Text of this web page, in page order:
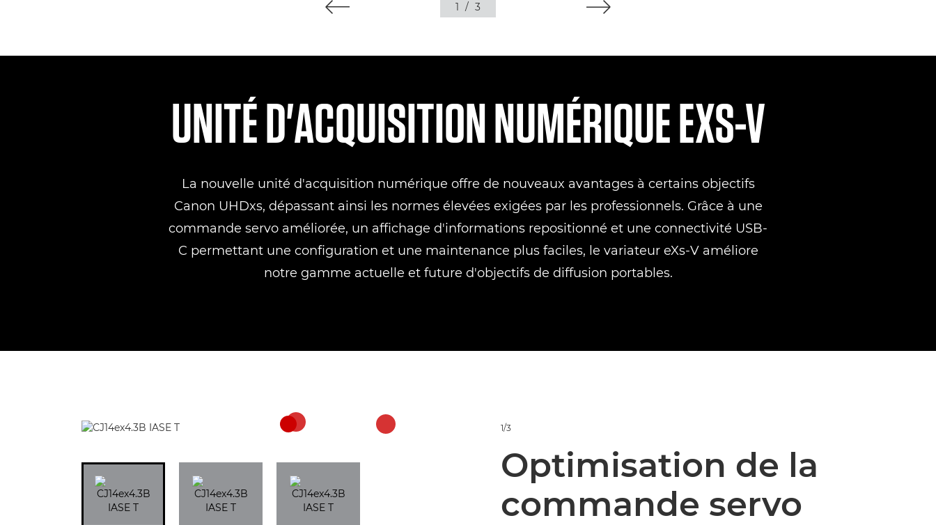
1 / 3
UNITÉ D'ACQUISITION NUMÉRIQUE EXS-V
La nouvelle unité d'acquisition numérique offre de nouveaux avantages à certains objectifs
Canon UHDxs, dépassant ainsi les normes élevées exigées par les professionnels. Grâce à une
commande servo améliorée, un affichage d'informations repositionné et une connectivité USB-
C permettant une configuration et une maintenance plus faciles, le variateur eXs-V améliore
notre gamme actuelle et future d'objectifs de diffusion portables.
1/3
Optimisation de la
commande servo